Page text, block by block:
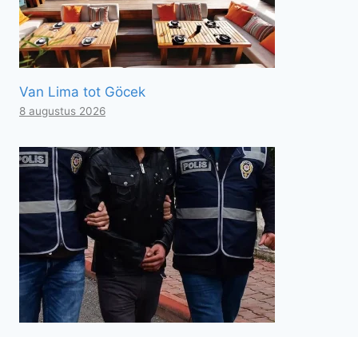
Van Lima tot Göcek
8 augustus 2026